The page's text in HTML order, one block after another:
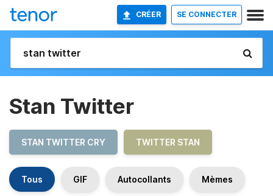
CRÉER SE CONNECTER
Stan Twitter
STAN TWITTER CRY TWITTER STAN
Tous GIF Autocollants Mèmes